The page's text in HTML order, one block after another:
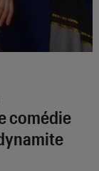
comédie